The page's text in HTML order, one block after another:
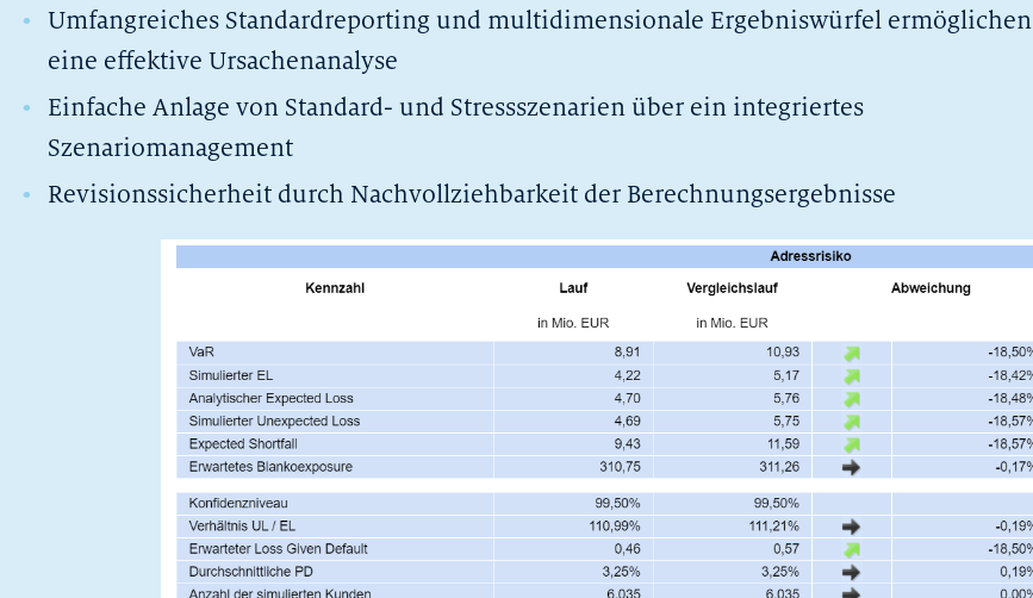
Umfangreiches Standardreporting und multidimensionale Ergebniswürfel ermöglichen
eine effektive Ursachenanalyse
Einfache Anlage von Standard- und Stressszenarien über ein integriertes
Szenariomanagement
Revisionssicherheit durch Nachvollziehbarkeit der Berechnungsergebnisse